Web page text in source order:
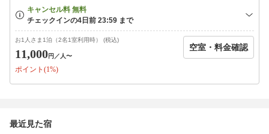
お1人さま1泊（2名1室利用時） (税込)
11,000円 ／人〜
ポイント(1%)
空室・料金確認
最近見た宿